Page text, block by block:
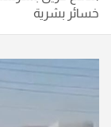
خسائر بشرية